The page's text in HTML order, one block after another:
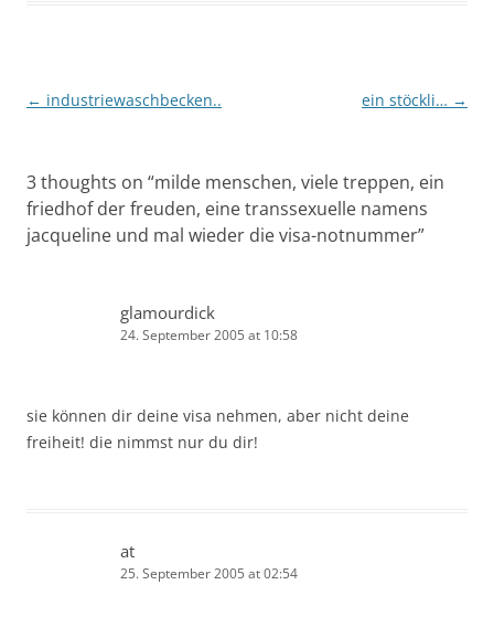
Post
← industriewaschbecken.. ein stöckli… →
3 thoughts on “milde menschen, viele treppen, ein
friedhof der freuden, eine transsexuelle namens
jacqueline und mal wieder die visa-notnummer”
glamourdick
24. September 2005 at 10:58
sie können dir deine visa nehmen, aber nicht deine
freiheit! die nimmst nur du dir!
at
25. September 2005 at 02:54